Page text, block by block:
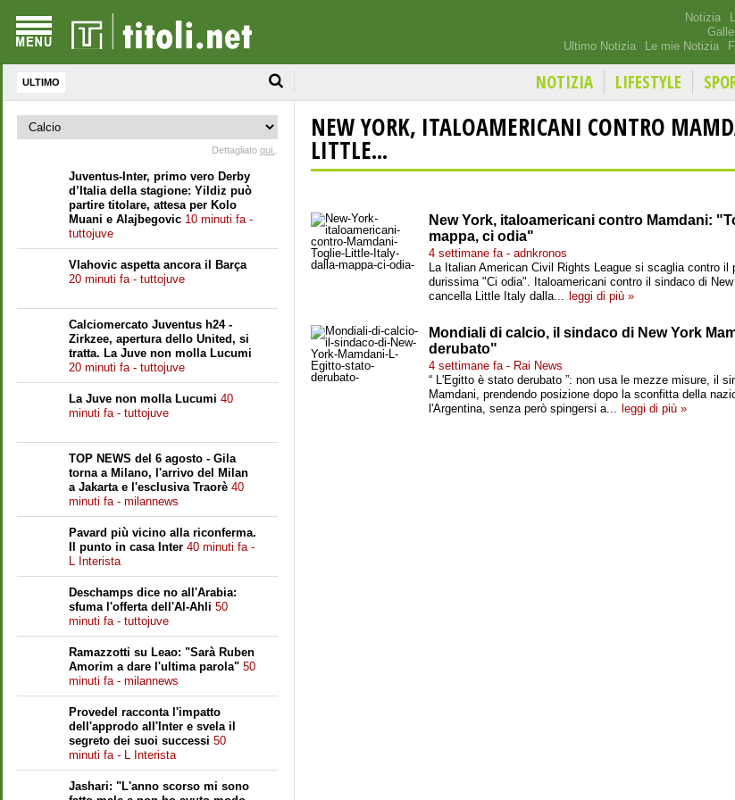
Notizia
Ultimo Notizia
Le mie Notizia
ULTIMO NOTIZIA LIFESTYLE
Dettagliato qui.
Juventus-Inter, primo vero Derby
d’Italia della stagione: Yildiz può
partire titolare, attesa per Kolo
Muani e Alajbegovic 10 minuti fa -
tuttojuve
Vlahovic aspetta ancora il Barça
20 minuti fa - tuttojuve
Calciomercato Juventus h24 -
Zirkzee, apertura dello United, si
tratta. La Juve non molla Lucumi
20 minuti fa - tuttojuve
La Juve non molla Lucumi 40
minuti fa - tuttojuve
TOP NEWS del 6 agosto - Gila
torna a Milano, l'arrivo del Milan
a Jakarta e l'esclusiva Traorè 40
minuti fa - milannews
Pavard più vicino alla riconferma.
Il punto in casa Inter 40 minuti fa -
L Interista
Deschamps dice no all'Arabia:
sfuma l'offerta dell'Al-Ahli 50
minuti fa - tuttojuve
Ramazzotti su Leao: "Sarà Ruben
Amorim a dare l'ultima parola" 50
minuti fa - milannews
Provedel racconta l'impatto
dell'approdo all'Inter e svela il
segreto dei suoi successi 50
minuti fa - L Interista
Jashari: "L'anno scorso mi sono
NEW YORK, ITALOAMERICANI CONTRO
LITTLE...
New York, italoamericani contro Mamdani:
mappa, ci odia"
4 settimane fa - adnkronos
La Italian American Civil Rights League si scaglia contro il
durissima "Ci odia". Italoamericani contro il sindaco di
cancella Little Italy dalla... leggi di più »
Mondiali di calcio, il sindaco di New York
derubato"
4 settimane fa - Rai News
“ L'Egitto è stato derubato ”: non usa le mezze misure, il
Mamdani, prendendo posizione dopo la sconfitta della
l'Argentina, senza però spingersi a... leggi di più »